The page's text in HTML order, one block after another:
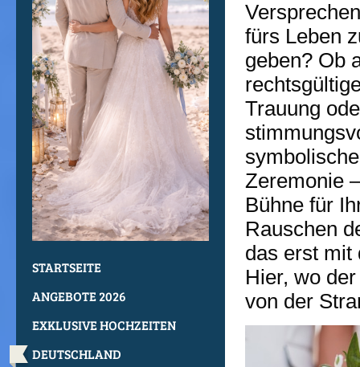
STARTSEITE
ANGEBOTE 2026
EXKLUSIVE HOCHZEITEN
DEUTSCHLAND
Versprechen
fürs Leben
geben? Ob
Trauung
symbolische
Zeremonie
Bühne für
Rauschen
das erst mit
Hier, wo
von der